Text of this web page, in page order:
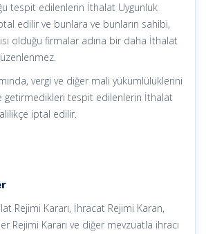
tespit edilenlerin İthalat Uygunluk
edilir ve bunlara ve bunların sahibi,
olduğu firmalar adına bir daha İthalat
vergi ve diğer mali yükümlülüklerini
getirmedikleri tespit edilenlerin İthalat
iptal edilir.
Rejimi Kararı, İhracat Rejimi Karan,
Rejimi Kararı ve diğer mevzuatla ihracı